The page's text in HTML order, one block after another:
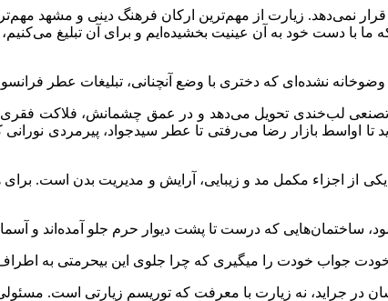
نمی‌دهد. زیارت از مهم‌ترین ارکان فرهنگ دینی و مشهد
با دست خود به آن عینیت بخشیده‌ایم و برای آن تبلیغ
نشده‌ای که دختری با وضع آنچنانی، تبلیغات عطر
لب‌خندی تحویل می‌دهد و در عمق چشمانش، فلاکت فقری
تا اواسط بازار رضا می‌‌‌رفتی تا عطر سیدجواد، پیرمردی
اجزاء مکمل مد و زیبایی، آرایش و مدیریت بدن است. برای
که درست تا پشت دیوار حرم جلو آمده‌اند و
جواب خودت را میگیری که چرا جلوی این بیحرمتی به
جراید، نه زیارت با معرفت که توریسم زیارتی است. مسئولی